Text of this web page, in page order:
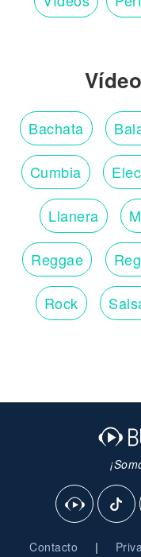
Bachata
Cumbia
Llanera
Reggae
Rock
Contacto |